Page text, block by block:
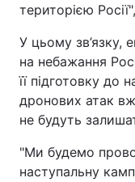
територією
У цьому зв’язку,
на небажання
її підготовку до
дронових атак
не будуть
"Ми будемо
наступальну